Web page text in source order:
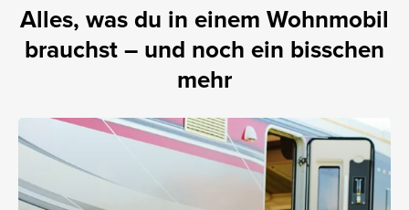
Alles, was du in einem Wohnmobil
brauchst – und noch ein bisschen
mehr